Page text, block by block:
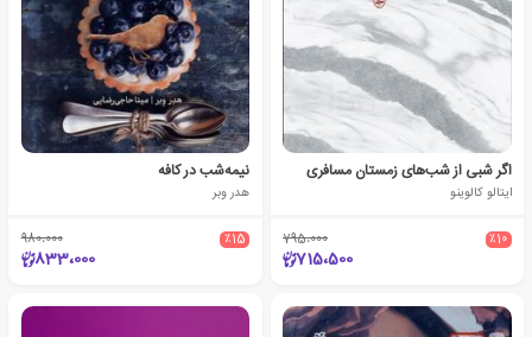
اگر شبی از شب‌های زمستان مسافری
ایتالو کالوینو
٪10 795،000
715،500
نیمه‌شب در کافه
هدر وبر
٪15 980،000
833،000